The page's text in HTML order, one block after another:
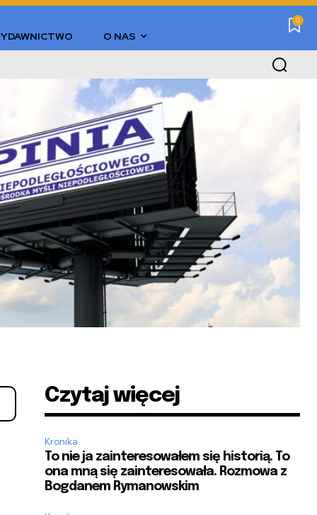
0
O NAS
Czytaj więcej
Kronika
To nie ja zainteresowałem się historią. To
ona mną się zainteresowała. Rozmowa z
Bogdanem Rymanowskim